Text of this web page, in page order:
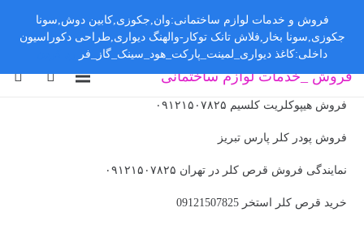
فروش _خدمات لوازم ساختمانی
فروش هیپوکلریت کلسیم ۰۹۱۲۱۵۰۷۸۲۵
فروش پودر کلر پارس تبریز
نمایندگی فروش قرص کلر در تهران ۰۹۱۲۱۵۰۷۸۲۵
خرید قرص کلر استخر 09121507825
فروش و خدمات لوازم ساختمانی:وان,جکوزی,کابین دوش,سونا
جکوزی,سونا بخار,فلاش تانک توکار-والهنگ دیواری,طراحی دکوراسیون
داخلی:کاغذ دیواری_لمینت_پارکت_هود_سینک_گاز_فر